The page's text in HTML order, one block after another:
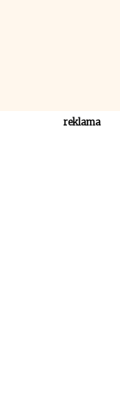
reklama